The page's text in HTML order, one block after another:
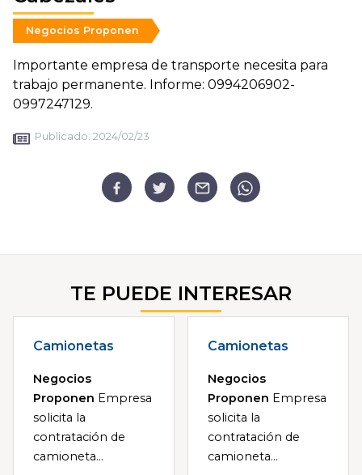
Negocios Proponen
Importante empresa de transporte necesita para
trabajo permanente. Informe: 0994206902-
0997247129.
Publicado: 2024/02/23
TE PUEDE INTERESAR
Camionetas
Negocios
Proponen Empresa
solicita la
contratación de
camioneta...
Camionetas
Negocios
Proponen Empresa
solicita la
contratación de
camioneta...